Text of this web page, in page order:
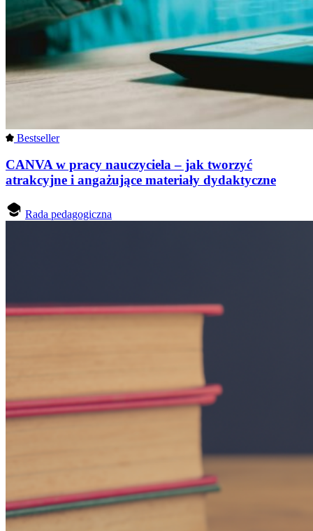
Bestseller
CANVA w pracy nauczyciela – jak tworzyć
atrakcyjne i angażujące materiały dydaktyczne
Rada pedagogiczna